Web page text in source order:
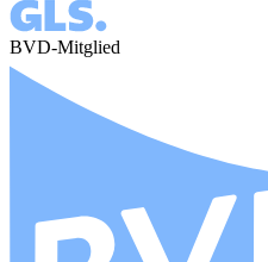
BVD-Mitglied